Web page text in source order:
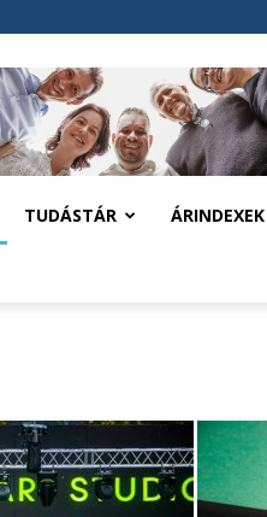
TUDÁSTÁR ÁRINDEXEK